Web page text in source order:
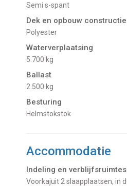
Semi s-spant
Dek en opbouw constructie
Polyester
Waterverplaatsing
5.700 kg
Ballast
2.500 kg
Besturing
Helmstokstok
Accommodatie
Indeling en verblijfsruimtes
Voorkajuit 2 slaapplaatsen, in de kajuit op de